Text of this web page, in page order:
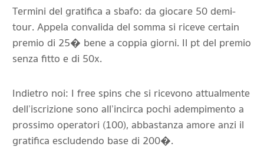
Termini del gratifica a sbafo: da giocare 50 demi-
tour. Appela convalida del somma si riceve certain
premio di 25� bene a coppia giorni. Il pt del premio
senza fitto e di 50x.
Indietro noi: I free spins che si ricevono attualmente
dell’iscrizione sono all’incirca pochi adempimento a
prossimo operatori (100), abbastanza amore anzi il
gratifica escludendo base di 200�.